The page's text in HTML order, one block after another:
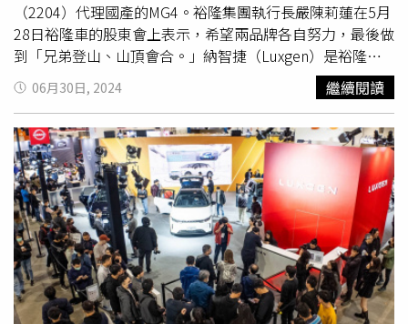
訊可知，Model B車身尺碼為4,320mm、1,865mm及
1,530mm，除單馬達後驅車型，後續也有雙馬達四驅版
本。而對於n5的上市時程，納智捷總經理李應生保守回應，
「工程開發進度已經啟動，真正上市時機仍待規劃。」繼國
產首輛純電車款 n7推出以後，鴻華先進接下來將量產跨界小
型休旅Model B，將繼續由納智捷以Luxgen n5為名銷售。
（圖／報系資料照）Kia EV3上市時程：2025年預估售價：
100～130萬元Kia入門電動車EV3即將在南韓上市，總代理
台灣森那美起亞表示，「EV3在導入計畫中，將在2025年引
進。」EV3車長4,300mm、車寬1,850mm、車高
1,560mm，軸距2,680mm，是家族尺碼中最小的。Kia總代
理台灣森那美起亞表示將積極向母廠爭取導入，有望在
2025年引進。EV3車系採E-GMP模組化底盤架構打造，首波
推出動力皆採前驅單馬達設定架構，具備201hp最大馬力及
28.9kgm最大扭力輸出，原廠測試數據可在 7.3 秒由靜止加
預估售價：130～150萬元Enyaq iV是品牌首款純電SUV，採
用集團最新Modular Electric Drive Matrix（MEB）純電模組
化底盤平台。在台亮相的Skoda Enyaq iV 80x，具有最高
524公里WLTP續航里程表現，並配置82kWh容量的鋰離子
電池組及前、後雙馬達四輪驅動，最大動力為266ps；
Enyaq Coupe RS iV同樣搭載82kWh鋰離子電池組以及前、
後雙馬達設定，可輸出最大299ps及帶來517公里WLTP續航
表現。根據本刊記者詢問內部人士得知，Enyaq將於今年第
4季上市。不過是否能在今年底順利交車？內部人士則表
示，「交車要看認證是否如期完成。」Enyaq確定於今年第
4季上市，力拼在今年底順利交車。（圖／Skoda提供）
VWCV ID. Buzz上市時程：年底預估售價：250～270萬元福
斯商旅最可愛的電動車即將登台！目前預計導入5人座雙排
座椅設定的ID.Buzz短軸版。另外，福斯商旅曾預告未來在
台販售的所有車系，包含燃油車與電動車都會有7座車型可
（2204）代理國產的MG4。裕隆集團執行長嚴陳莉蓮在5月
28日裕隆車的股東會上表示，希望兩品牌各自努力，最後做
到「兄弟登山、山頂會合。」納智捷（Luxgen）是裕隆汽
車在2008年轉投資成立的子公司，並在2009年正式發表首
款產品7人座休旅「Luxgen7 MPV」。不過身為國產品牌，
納智捷卻因為消費者對新品牌的信任度不夠，即使價位、品
質都不算差，仍無法與和泰車（2207）、台灣本田、福特
六和等國產車廠匹敵，銷量一直沒有起色。觀察納智捷在台
灣的銷售表現，在2010年至2018年期間，2013年賣最少
7,297輛，2014年賣出16,686輛最多，但到了2019年只賣出
4,128輛。不僅是因為納智捷旗下產品線相對較少，目前僅
URX NEO、U6 NEO共2款中型休旅車可選擇以外，加上台
灣國內外汽車大廠品牌眾多，相較之下納智捷較無市場競爭
優勢。直到2020年，鴻海（2317）與裕隆集團合資成立鴻
華先進（2258），揮軍搶進電動車市場，而鴻華設計的首
06月30日, 2024 繼續閱讀